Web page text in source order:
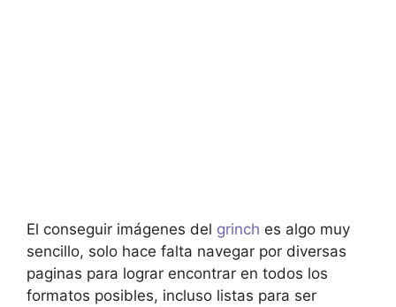
El conseguir imágenes del grinch es algo muy
sencillo, solo hace falta navegar por diversas
paginas para lograr encontrar en todos los
formatos posibles, incluso listas para ser